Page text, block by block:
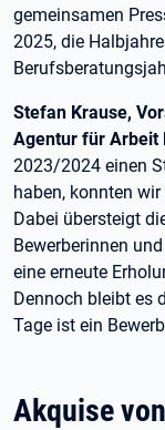
gemeinsamen
2025, die
Stefan Krause,
Agentur für Arbeit
2023/2024 einen
haben, konnten
Dabei übersteigt
Bewerberinnen
eine erneute
Dennoch bleibt es
Tage ist ein
Akquise